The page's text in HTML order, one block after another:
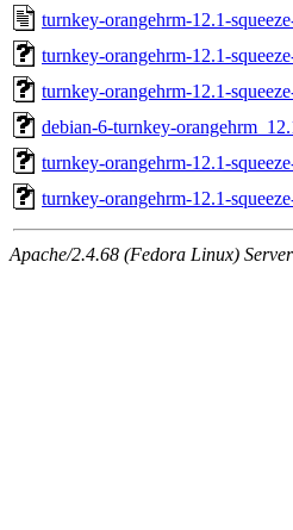
turnkey-orangehrm-12.1-
turnkey-orangehrm-12.1-
turnkey-orangehrm-12.1-
debian-6-turnkey-
turnkey-orangehrm-12.1-
turnkey-orangehrm-12.1-
Apache/2.4.68 (Fedora Linux)